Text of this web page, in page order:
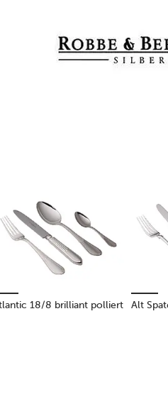
18/8 brilliant polliert Alt